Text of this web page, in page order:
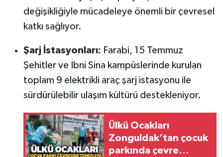
değişikliğiyle mücadeleye önemli bir çevresel
katkı sağlıyor.
Şarj İstasyonları: Farabi, 15 Temmuz
Şehitler ve İbni Sina kampüslerinde kurulan
toplam 9 elektrikli araç şarj istasyonu ile
sürdürülebilir ulaşım kültürü destekleniyor.
Ülkü Ocakları
Zonguldak’tan çocuk
parkında çevre